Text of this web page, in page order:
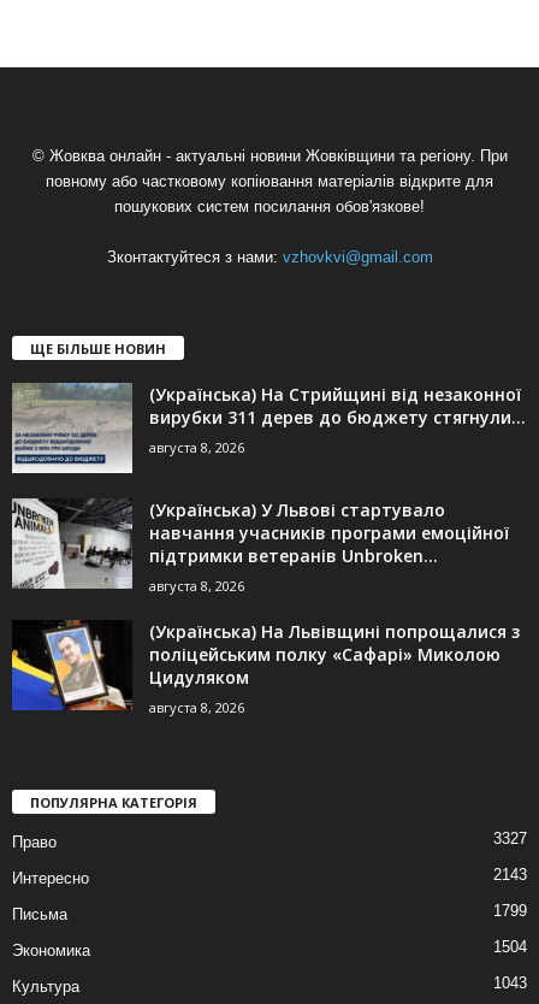
© Жовква онлайн - актуальні новини Жовківщини та регіону. При
повному або частковому копіювання матеріалів відкрите для
пошукових систем посилання обов'язкове!
Зконтактуйтеся з нами: vzhovkvi@gmail.com
ЩЕ БІЛЬШЕ НОВИН
(Українська) На Стрийщині від незаконної
вирубки 311 дерев до бюджету стягнули...
августа 8, 2026
(Українська) У Львові стартувало
навчання учасників програми емоційної
підтримки ветеранів Unbroken...
августа 8, 2026
(Українська) На Львівщині попрощалися з
поліцейським полку «Сафарі» Миколою
Цидуляком
августа 8, 2026
ПОПУЛЯРНА КАТЕГОРІЯ
Право 3327
Интересно 2143
Письма 1799
Экономика 1504
Культура 1043